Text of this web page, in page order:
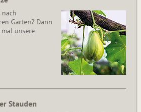
Garten? Dann
unsere
Stauden